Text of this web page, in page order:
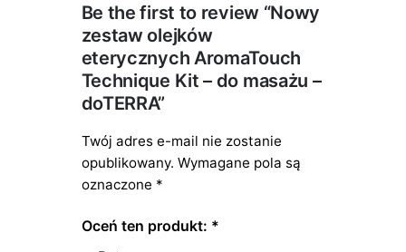
Be the first to review “Nowy
zestaw olejków
eterycznych AromaTouch
Technique Kit – do masażu –
doTERRA”
Twój adres e-mail nie zostanie
opublikowany. Wymagane pola są
oznaczone *
Oceń ten produkt: *